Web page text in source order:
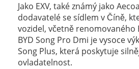
Jako EXV, také známý jako
dodavatelé se sídlem v Číně,
vozidel, včetně renomovaného
BYD Song Pro Dmi je vysoce
Song Plus, která poskytuje
ovladatelnost.